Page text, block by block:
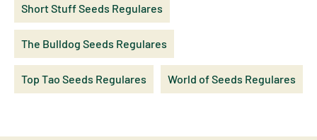
Short Stuff Seeds Regulares
The Bulldog Seeds Regulares
Top Tao Seeds Regulares World of Seeds Regulares